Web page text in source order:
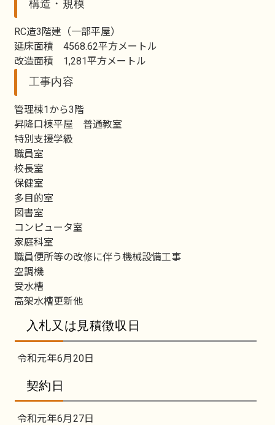
構造・規模
RC造3階建（一部平屋）
延床面積 4568.62平方メートル
改造面積 1,281平方メートル
工事内容
管理棟1から3階
昇降口棟平屋 普通教室
特別支援学級
職員室
校長室
保健室
多目的室
図書室
コンピュータ室
家庭科室
職員便所等の改修に伴う機械設備工事
空調機
受水槽
高架水槽更新他
入札又は見積徴収日
令和元年6月20日
契約日
令和元年6月27日